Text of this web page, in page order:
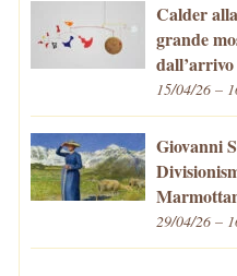
Calder
grande
15/04/26 –
Giovanni
29/04/26 –